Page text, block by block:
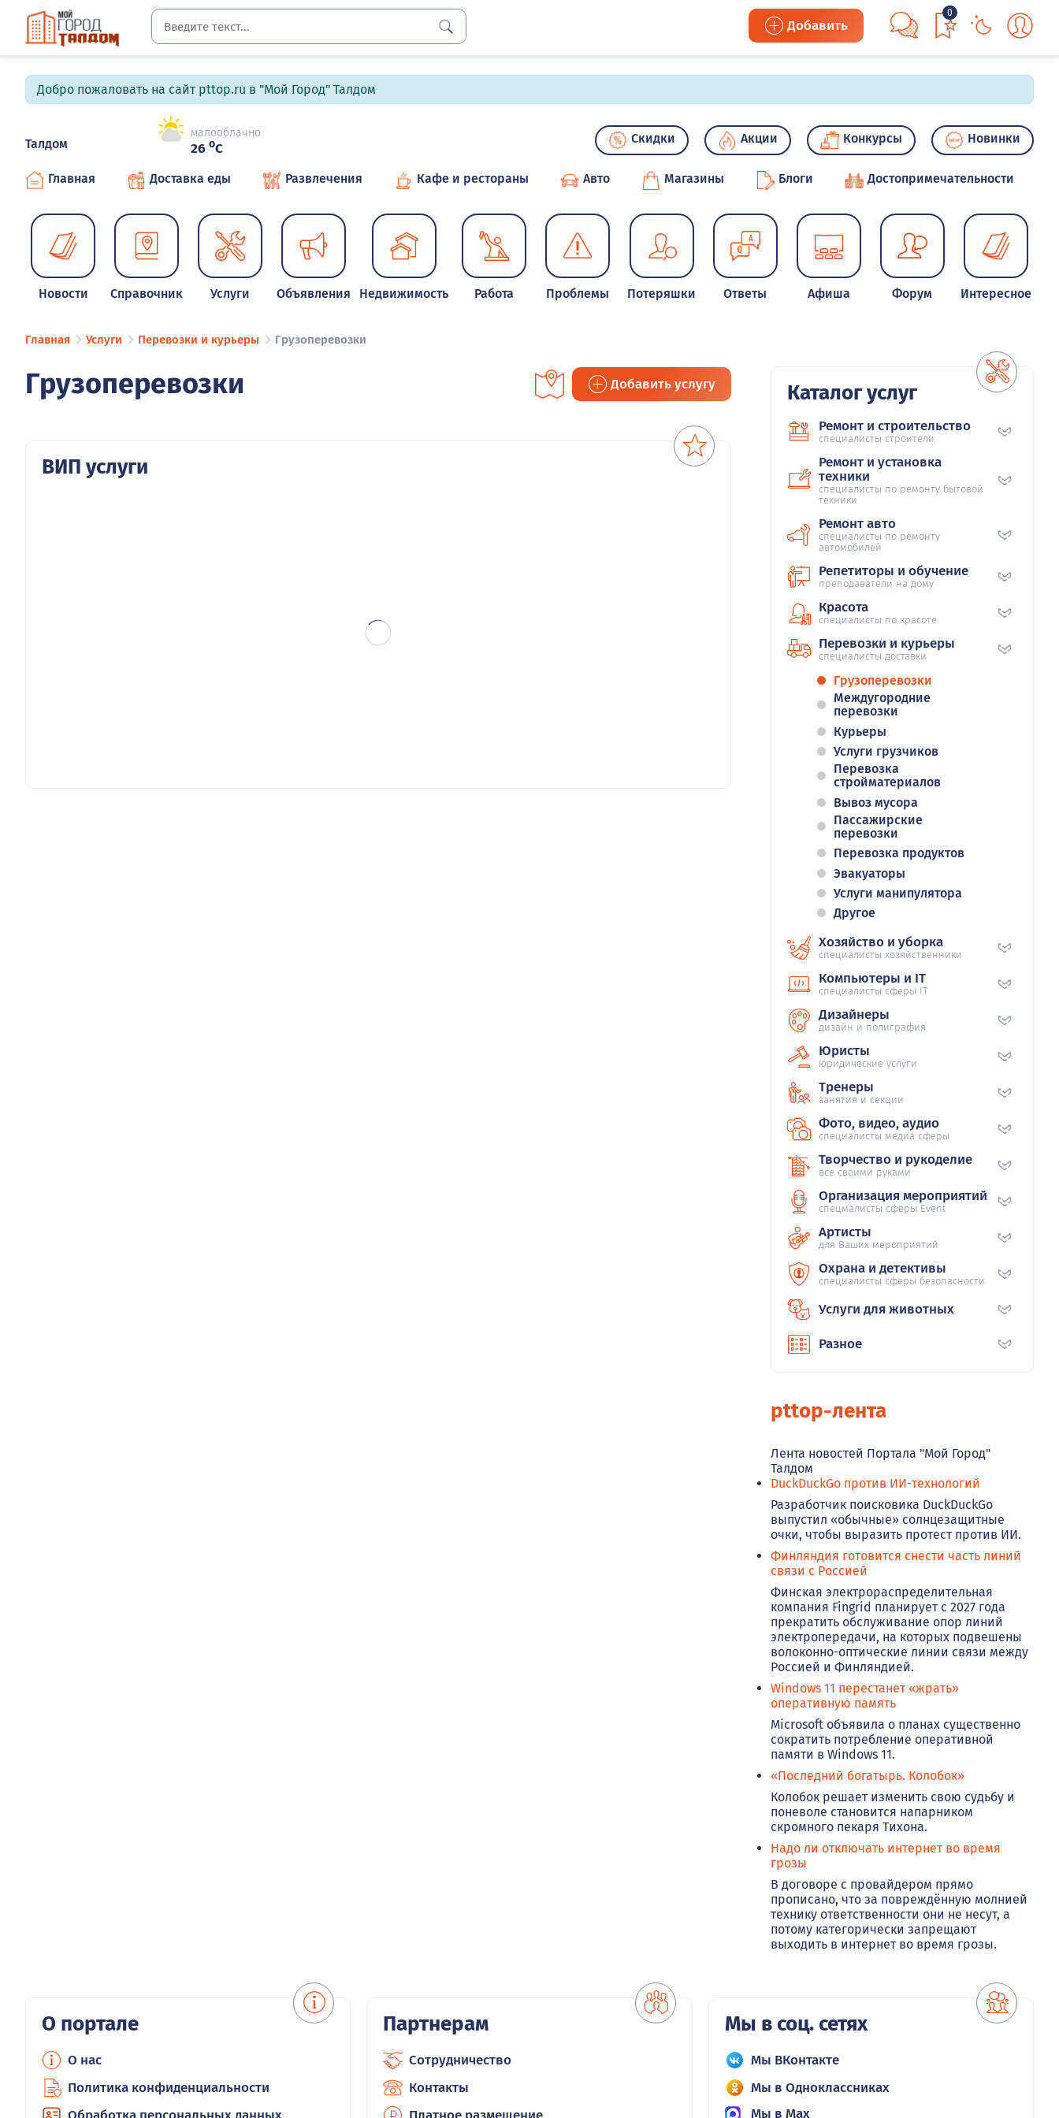
Добавить
0
Добро пожаловать на сайт pttop.ru в "Мой Город" Талдом
Талдом
малооблачно
26 oC
Скидки Акции Конкурсы Новинки
Главная Доставка еды Развлечения Кафе и рестораны Авто Магазины Блоги Достопримечательности
Новости Справочник Услуги Объявления Недвижимость Работа Проблемы Потеряшки Ответы Афиша Форум Интересное
Главная Услуги Перевозки и курьеры Грузоперевозки
Грузоперевозки Добавить услугу
ВИП услуги
Каталог услуг
Ремонт и строительство
специалисты строители
Ремонт и установка
техники
специалисты по ремонту бытовой
техники
Ремонт авто
специалисты по ремонту
автомобилей
Репетиторы и обучение
преподаватели на дому
Красота
специалисты по красоте
Перевозки и курьеры
специалисты доставки
Грузоперевозки
Междугородние
перевозки
Курьеры
Услуги грузчиков
Перевозка
стройматериалов
Вывоз мусора
Пассажирские
перевозки
Перевозка продуктов
Эвакуаторы
Услуги манипулятора
Другое
Хозяйство и уборка
специалисты хозяйственники
Компьютеры и IT
специалисты сферы IT
Дизайнеры
дизайн и полиграфия
Юристы
юридические услуги
Тренеры
занятия и секции
Фото, видео, аудио
специалисты медиа сферы
Творчество и рукоделие
все своими руками
Организация мероприятий
спецмалисты сферы Event
Артисты
для Ваших мероприятий
Охрана и детективы
специалисты сферы безопасности
Услуги для животных
Разное
pttop-лента
Лента новостей Портала "Мой Город"
Талдом
DuckDuckGo против ИИ-технологий
Разработчик поисковика DuckDuckGo
выпустил «обычные» солнцезащитные
очки, чтобы выразить протест против ИИ.
Финляндия готовится снести часть линий
связи с Россией
Финская электрораспределительная
компания Fingrid планирует с 2027 года
прекратить обслуживание опор линий
электропередачи, на которых подвешены
волоконно-оптические линии связи между
Россией и Финляндией.
Windows 11 перестанет «жрать»
оперативную память
Microsoft объявила о планах существенно
сократить потребление оперативной
памяти в Windows 11.
«Последний богатырь. Колобок»
Колобок решает изменить свою судьбу и
поневоле становится напарником
скромного пекаря Тихона.
Надо ли отключать интернет во время
грозы
В договоре с провайдером прямо
прописано, что за повреждённую молнией
технику ответственности они не несут, а
потому категорически запрещают
выходить в интернет во время грозы.
О портале
О нас
Политика конфиденциальности
Партнерам
Сотрудничество
Контакты
Мы в соц. сетях
Мы ВКонтакте
Мы в Одноклассниках
Мы в Max